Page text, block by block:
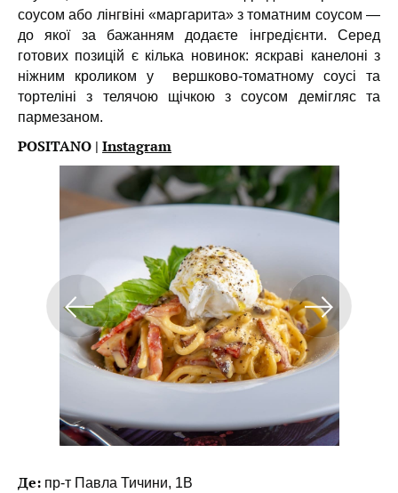
соусом або лінгвіні «маргарита» з томатним соусом —
до якої за бажанням додаєте інгредієнти. Серед
готових позицій є кілька новинок: яскраві канелоні з
ніжним кроликом у вершково-томатному соусі та
тортеліні з телячою щічкою з соусом демігляс та
пармезаном.
POSITANO | Instagram
Де: пр-т Павла Тичини, 1В